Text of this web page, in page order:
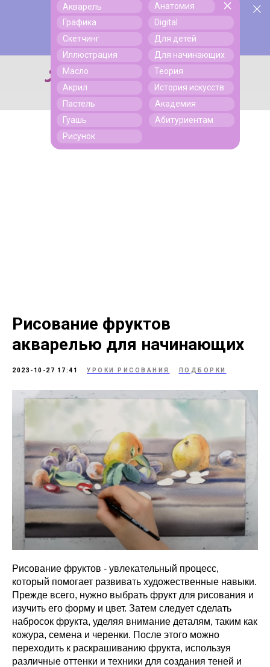
Поиск
Поиск
Акварель
Графика
Скетчинг
Иллюстрация
Масло
Акрил
Пастель
Гуашь
Рисунок
Анатомия
Digital
Для детей
Для начинающих
Теория
История искусств
Академия
Абитуриентам
Рисование фруктов
акварелью для начинающих
2023-10-27 17:41 УРОКИ РИСОВАНИЯ ПОДБОРКИ
Рисование фруктов - увлекательный процесс,
который помогает развивать художественные навыки.
Прежде всего, нужно выбрать фрукт для рисования и
изучить его форму и цвет. Затем следует сделать
набросок фрукта, уделяя внимание деталям, таким как
кожура, семена и черенки. После этого можно
переходить к раскрашиванию фрукта, используя
различные оттенки и техники для создания теней и